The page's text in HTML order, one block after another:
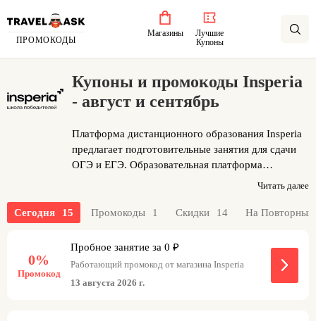
ПРОМОКОДЫ
Магазины
Лучшие
Купоны
Купоны и промокоды Insperia
- август и сентябрь
Платформа дистанционного образования Insperia
предлагает подготовительные занятия для сдачи
ОГЭ и ЕГЭ. Образовательная платформа
несколько лет работает на рынке, предлагая как
квалифицированными преподавателями по
основным экзаменационным дисциплинам.
Обучение строится на современных
интерактивных форматах и охватывает самые
востребованные направления итоговой
аттестации. Сервис выбирают учащиеся 9–11
Читать далее
Сегодня 15 Промокоды 1 Скидки 14 На Повторный
0%
Промокод
Пробное занятие за 0 ₽
Работающий промокод от магазина Insperia
13 августа 2026 г.